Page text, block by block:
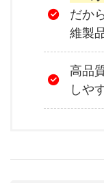
だか
維製
高品
しや